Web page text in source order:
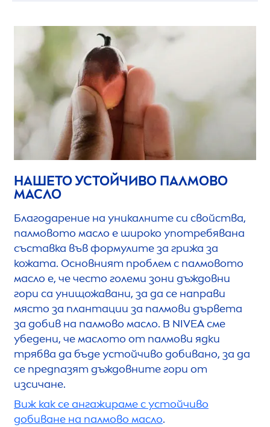
НАШЕТО УСТОЙЧИВО ПАЛМОВО
МАСЛО
Благодарение на уникалните си свойства,
палмовото масло е широко употребявана
съставка във формулите за грижа за
кожата. Основният проблем с палмовото
масло е, че често големи зони дъждовни
гори са унищожавани, за да се направи
място за плантации за палмови дървета
за добив на палмово масло. В NIVEAсме
убедени, че маслото от палмови ядки
трябва да бъде устойчиво добивано, за да
се предпазят дъждовните гори от
изсичане.
Виж как се ангажираме с устойчиво
добиване на палмово масло.